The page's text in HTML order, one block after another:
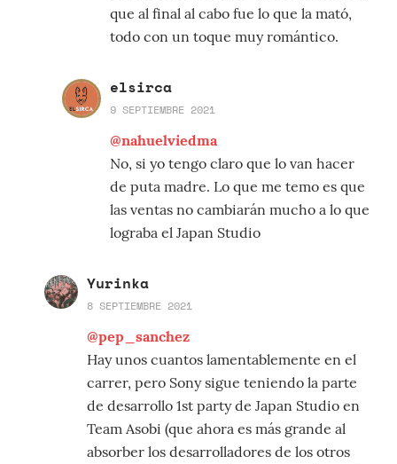
que al final al cabo fue lo que la mató,
todo con un toque muy romántico.
elsirca
9 SEPTIEMBRE 2021
@nahuelviedma
No, si yo tengo claro que lo van hacer
de puta madre. Lo que me temo es que
las ventas no cambiarán mucho a lo que
lograba el Japan Studio
Yurinka
8 SEPTIEMBRE 2021
@pep_sanchez
Hay unos cuantos lamentablemente en el
carrer, pero Sony sigue teniendo la parte
de desarrollo 1st party de Japan Studio en
Team Asobi (que ahora es más grande al
absorber los desarrolladores de los otros